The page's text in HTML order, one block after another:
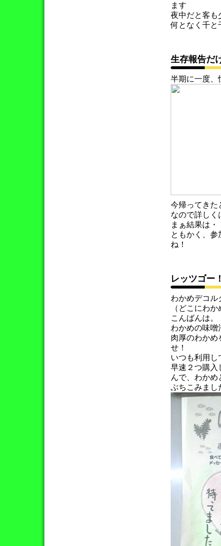
ます
夜中だと客も
何となく千
生存報告だ
半期に一度、
今帰ってきた
なので詳しく
まぁ結果は
ともかく、
ね！
レッツゴー
わかめデコル
（どこにわ
こんばんは。
わかめの味噌
肉厚のわかめ
せ！
いつも利用し
早速２つ購入
んで、わか
ぶちこみまし